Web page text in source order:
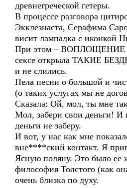
древнегреческой гетеры.
В процессе разговора
Экклезиаста, Серафима
висит лампадка с иконкой
При этом –
сексе открыла ТАКИЕ
и не слились.
Пела песни о большой и
(о таких услугах мы не
Сказала: Ой, мол, ты мне
Мол, забери свои деньги! И
деньги не заберу.
И вот, у нас как мне
вне****ский контакт. Я
Ясную поляну. Это было ее
философия Толстого (как
очень близка по духу.